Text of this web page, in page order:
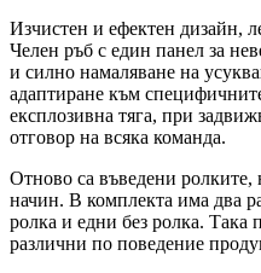
Изчистен и ефектен дизайн,
Челен ръб с един панел за
и силно намаляване на
адаптиране към
експлозивна тяга, при
отговор на всяка команда.
Отново са въведени ролките,
начин. В комплекта има два
ролка и едни без ролка. Така
различни по поведение